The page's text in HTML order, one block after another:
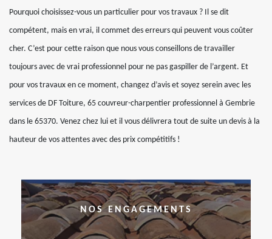
Pourquoi choisissez-vous un particulier pour vos travaux ? Il se dit
compétent, mais en vrai, il commet des erreurs qui peuvent vous coûter
cher. C’est pour cette raison que nous vous conseillons de travailler
toujours avec de vrai professionnel pour ne pas gaspiller de l’argent. Et
pour vos travaux en ce moment, changez d’avis et soyez serein avec les
services de DF Toiture, 65 couvreur-charpentier professionnel à Gembrie
dans le 65370. Venez chez lui et il vous délivrera tout de suite un devis à la
hauteur de vos attentes avec des prix compétitifs !
NOS ENGAGEMENTS